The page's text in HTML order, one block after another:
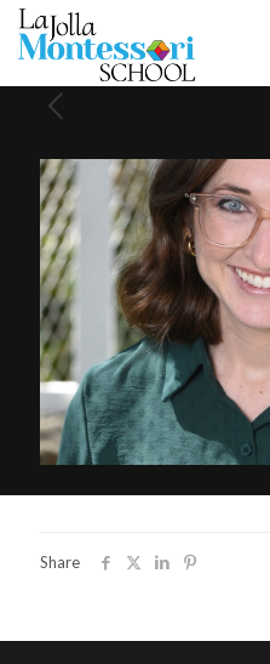
Share